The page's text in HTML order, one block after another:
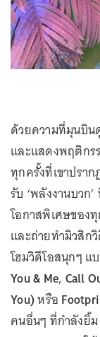
ด้วยความที่มุนบิน
และแสดงพฤติกร
ทุกครั้งที่เขาปรา
รับ ‘พลังงานบวก
โอกาสพิเศษของ
และถ่ายทำมิวสิก
โฮมวิดีโอสนุกๆ แ
You & Me, Call
You)หรือ
คนอื่นๆ ที่กำลังยิ้ม